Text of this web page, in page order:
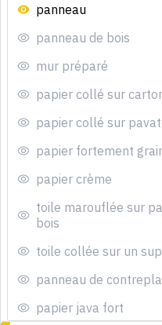
panneau
panneau de bois
mur préparé
papier collé sur
papier collé sur
papier fortement
papier crème
toile marouflée sur
bois
toile collée sur un
panneau de
papier java fort